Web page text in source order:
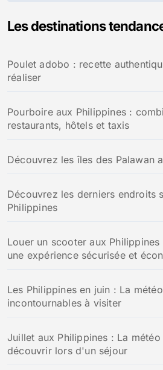
Les destinations
Poulet adobo : recette
réaliser
Pourboire aux Philippines :
restaurants, hôtels et taxis
Découvrez les îles des Palawan
Découvrez les derniers endroits
Philippines
Louer un scooter aux
une expérience sécurisée et
Les Philippines en juin : La
incontournables à visiter
Juillet aux Philippines : La
découvrir lors d'un séjour